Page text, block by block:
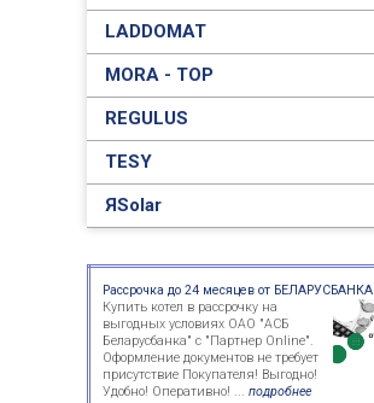
LADDOMAT
MORA - TOP
REGULUS
TESY
ЯSolar
Рассрочка до 24 месяцев от БЕЛАРУСБАНКА
Купить котел в рассрочку на
выгодных условиях ОАО "АСБ
Беларусбанка" с "Партнер Online".
Оформление документов не требует
присутствие Покупателя! Выгодно!
Удобно! Оперативно! ... подробнее